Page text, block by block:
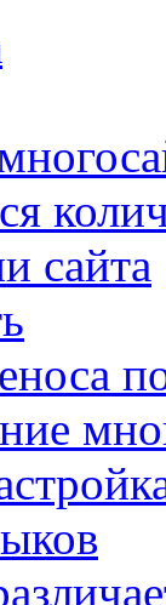
сайта